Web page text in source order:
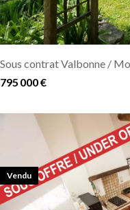
Sous contrat Valbonne /
795 000 €
Vendu